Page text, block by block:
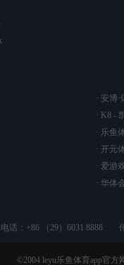
· 安博
· K8 -
· 乐鱼
· 开元
· 爱游
· 华体
话：+86 （29）6031 8888
©2004 leyu乐鱼体育app官方